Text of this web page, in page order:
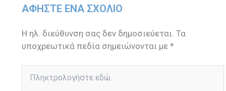
ΑΦΉΣΤΕ ΈΝΑ ΣΧΌΛΙΟ
Η ηλ. διεύθυνση σας δεν δημοσιεύεται. Τα
υποχρεωτικά πεδία σημειώνονται με*
εδώ..